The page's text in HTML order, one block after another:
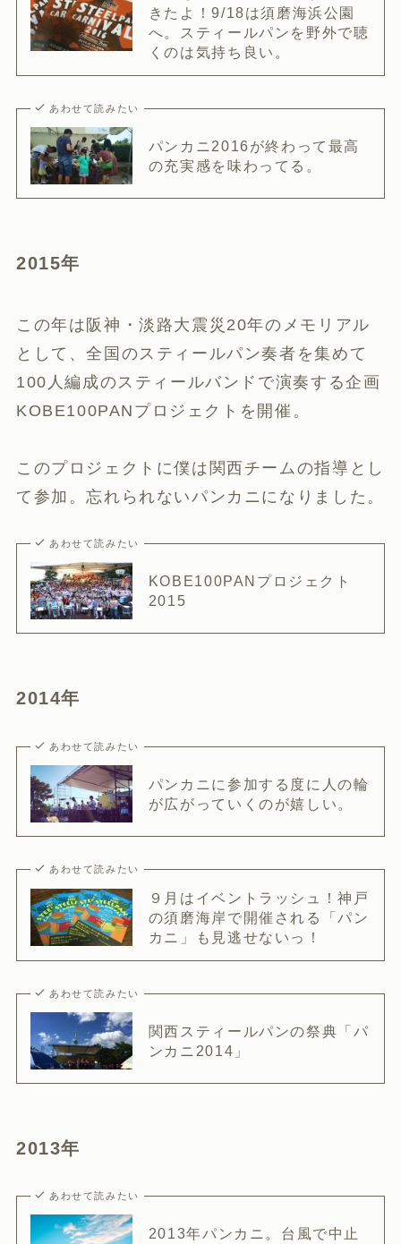
きたよ！9/18は須磨海浜公園
へ。スティールパンを野外で聴
くのは気持ち良い。
あわせて読みたい
パンカニ2016が終わって最高
の充実感を味わってる。
2015年
この年は阪神・淡路大震災20年のメモリアル
として、全国のスティールパン奏者を集めて
100人編成のスティールバンドで演奏する企画
KOBE100PANプロジェクトを開催。
このプロジェクトに僕は関西チームの指導とし
て参加。忘れられないパンカニになりました。
あわせて読みたい
KOBE100PANプロジェクト
2015
2014年
あわせて読みたい
パンカニに参加する度に人の輪
が広がっていくのが嬉しい。
あわせて読みたい
９月はイベントラッシュ！神戸
の須磨海岸で開催される「パン
カニ」も見逃せないっ！
あわせて読みたい
関西スティールパンの祭典「パ
ンカニ2014」
2013年
あわせて読みたい
2013年パンカニ。台風で中止